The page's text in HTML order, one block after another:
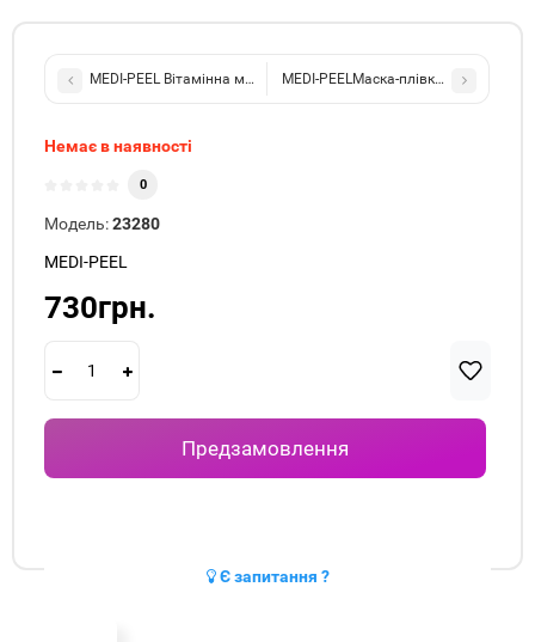
MEDI-PEEL Вітамінна маска для обличчя Vitamin Collagen
MEDI-PEELМаска-плівка з ліфтинг
Немає в наявності
0
Модель:23280
MEDI-PEEL
730грн.
Предзамовлення
Є запитання ?